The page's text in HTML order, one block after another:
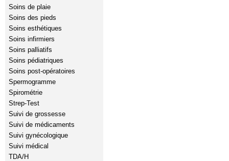
Soins de plaie
Soins des pieds
Soins esthétiques
Soins infirmiers
Soins palliatifs
Soins pédiatriques
Soins post-opératoires
Spermogramme
Spirométrie
Strep-Test
Suivi de grossesse
Suivi de médicaments
Suivi gynécologique
Suivi médical
TDA/H